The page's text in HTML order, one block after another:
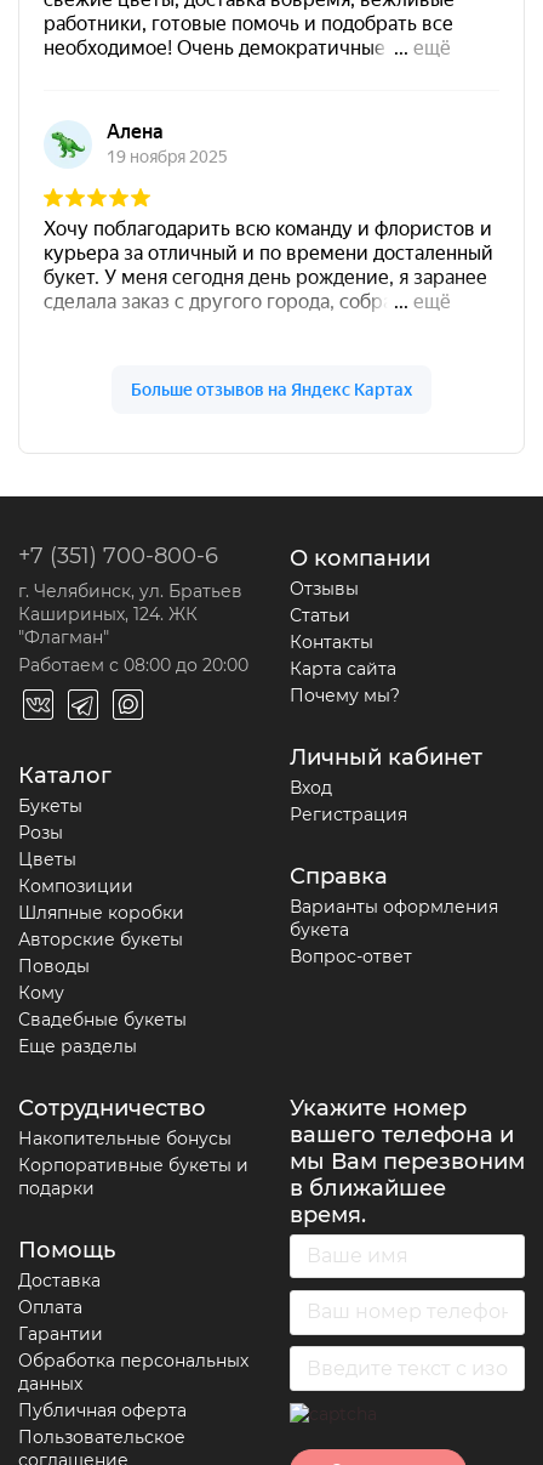
+7 (351) 700-800-6
г. Челябинск, ул. Братьев
Кашириных, 124. ЖК
"Флагман"
Работаем с 08:00 до 20:00
Каталог
Букеты
Розы
Цветы
Композиции
Шляпные коробки
Авторские букеты
Поводы
Кому
Свадебные букеты
Еще разделы
О компании
Отзывы
Статьи
Контакты
Карта сайта
Почему мы?
Личный кабинет
Вход
Регистрация
Справка
Варианты оформления
букета
Вопрос-ответ
Сотрудничество
Накопительные бонусы
Корпоративные букеты и
подарки
Помощь
Доставка
Оплата
Гарантии
Обработка персональных
данных
Публичная оферта
Пользовательское
соглашение
Укажите номер
вашего телефона и
мы Вам перезвоним
в ближайшее
время.